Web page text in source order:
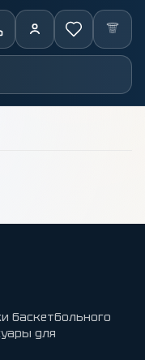
баскетбольного
для